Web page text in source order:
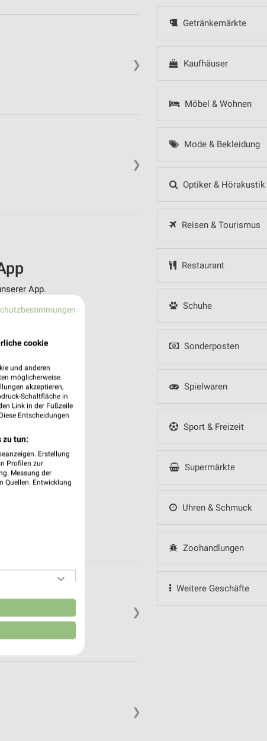
Getränkemärkte
Kaufhäuser
Möbel & Wohnen
Mode & Bekleidung
Optiker & Hörakustik
Reisen & Tourismus
Restaurant
Schuhe
Sonderposten
Spielwaren
Sport & Freizeit
Supermärkte
Uhren & Schmuck
Zoohandlungen
Weitere Geschäfte
❯
❯
App.
❯
❯
cookie
und anderen
möglicherweise
akzeptieren,
Schaltfläche in
Link in der Fußzeile
Entscheidungen
zu tun:
Erstellung
Profilen zur
Messung der
Quellen. Entwicklung